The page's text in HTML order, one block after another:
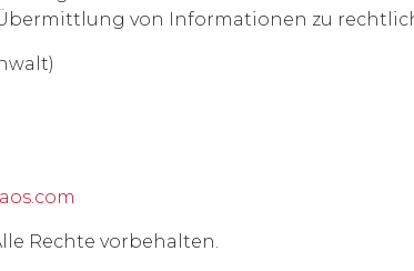
von Informationen zu
Rechte vorbehalten.